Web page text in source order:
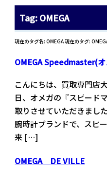
Tag: OMEGA
現在のタグ名: OMEGA 現在のタグ:
OMEGA Speedmaster(
こんにちは、買取専門店
日、オメガの『スピード
取りさせていただきまし
腕時計ブランドで、スピ
来 […]
OMEGA DE VILLE